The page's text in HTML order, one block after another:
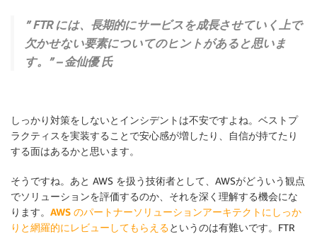
” FTR には、長期的にサービスを成長させていく上で
欠かせない要素についてのヒントがあると思いま
す。” – 金仙優 氏
しっかり対策をしないとインシデントは不安ですよね。ベストプ
ラクティスを実装することで安心感が増したり、自信が持てたり
する面はあるかと思います。
そうですね。あと AWS を扱う技術者として、AWSがどういう観点
でソリューションを評価するのか、それを深く理解する機会にな
ります。 AWS のパートナーソリューションアーキテクトにしっか
りと網羅的にレビューしてもらえるというのは有難いです。FTR